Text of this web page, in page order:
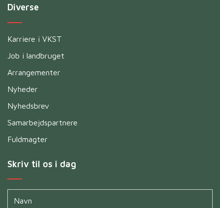
Diverse
Karriere i VKST
Job i landbruget
Arrangementer
Nyheder
Nyhedsbrev
Samarbejdspartnere
Fuldmagter
Skriv til os i dag